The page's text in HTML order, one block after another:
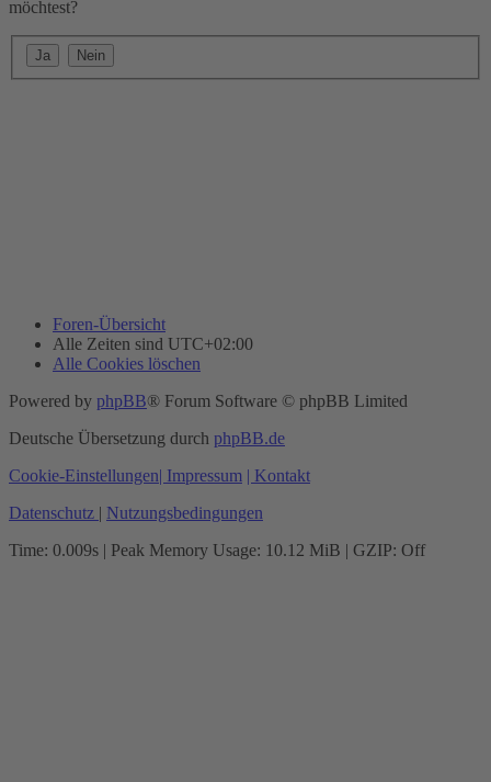
möchtest?
Foren-Übersicht
Alle Zeiten sind UTC+02:00
Alle Cookies löschen
Powered by phpBB® Forum Software © phpBB Limited
Deutsche Übersetzung durch phpBB.de
Cookie-Einstellungen| Impressum | Kontakt
Datenschutz | Nutzungsbedingungen
Time: 0.009s | Peak Memory Usage: 10.12 MiB | GZIP: Off